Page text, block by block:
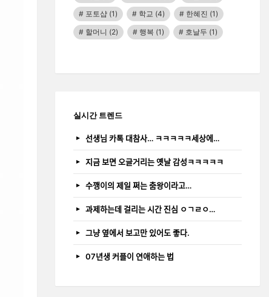
포토샵 (1) 학교 (4) 한혜진 (1)
할머니 (2) 행복 (1) 호날두 (1)
실시간 트렌드
선생님 카톡 대참사… ㅋㅋㅋㅋㅋ세상에…
지금 보면 오글거리는 옛날 감성ㅋㅋㅋㅋㅋ
수깽이의 제일 쩌는 춤왕이라고…
과제하는데 걸리는 시간 진심 ㅇㄱㄹㅇ…
그냥 옆에서 보고만 있어도 좋다.
07년생 커플이 연애하는 법